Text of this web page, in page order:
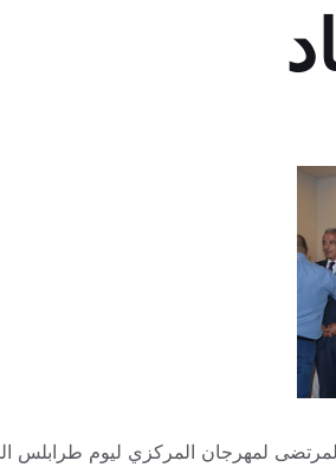
لمهرجان المركزي ليوم طرابلس